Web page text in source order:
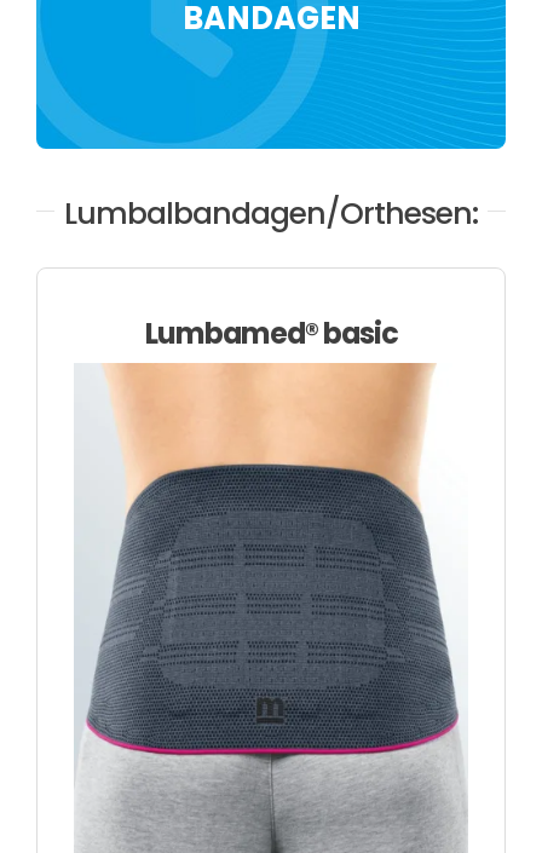
Über uns
BANDAGEN
Lumbalbandagen/Orthesen:
Lumbamed® basic